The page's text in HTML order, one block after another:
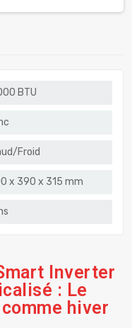
BTU
Froid
x 390 x 315 mm
Inverter
: Le
hiver